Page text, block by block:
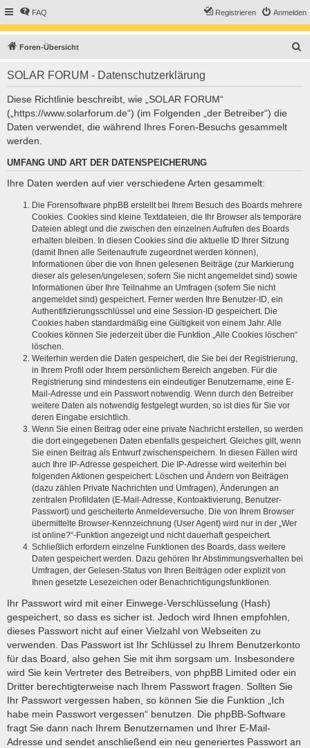
FAQ Anmelden
Registrieren
Foren-Übersicht
SOLAR FORUM - Datenschutzerklärung
Diese Richtlinie beschreibt, wie „SOLAR FORUM“
(„https://www.solarforum.de“) (im Folgenden „der Betreiber“) die
Daten verwendet, die während Ihres Foren-Besuchs gesammelt
werden.
UMFANG UND ART DER DATENSPEICHERUNG
Ihre Daten werden auf vier verschiedene Arten gesammelt:
Die Forensoftware phpBB erstellt bei Ihrem Besuch des Boards mehrere
Cookies. Cookies sind kleine Textdateien, die Ihr Browser als temporäre
Dateien ablegt und die zwischen den einzelnen Aufrufen des Boards
erhalten bleiben. In diesen Cookies sind die aktuelle ID Ihrer Sitzung
(damit Ihnen alle Seitenaufrufe zugeordnet werden können),
Informationen über die von Ihnen gelesenen Beiträge (zur Markierung
dieser als gelesen/ungelesen; sofern Sie nicht angemeldet sind) sowie
Informationen über Ihre Teilnahme an Umfragen (sofern Sie nicht
angemeldet sind) gespeichert. Ferner werden Ihre Benutzer-ID, ein
Authentifizierungsschlüssel und eine Session-ID gespeichert. Die
Cookies haben standardmäßig eine Gültigkeit von einem Jahr. Alle
Cookies können Sie jederzeit über die Funktion „Alle Cookies löschen“
löschen.
Weiterhin werden die Daten gespeichert, die Sie bei der Registrierung,
in Ihrem Profil oder Ihrem persönlichem Bereich angeben. Für die
Registrierung sind mindestens ein eindeutiger Benutzername, eine E-
Mail-Adresse und ein Passwort notwendig. Wenn durch den Betreiber
weitere Daten als notwendig festgelegt wurden, so ist dies für Sie vor
deren Eingabe ersichtlich.
Wenn Sie einen Beitrag oder eine private Nachricht erstellen, so werden
die dort eingegebenen Daten ebenfalls gespeichert. Gleiches gilt, wenn
Sie einen Beitrag als Entwurf zwischenspeichern. In diesen Fällen wird
auch Ihre IP-Adresse gespeichert. Die IP-Adresse wird weiterhin bei
folgenden Aktionen gespeichert: Löschen und Ändern von Beiträgen
(dazu zählen Private Nachrichten und Umfragen), Änderungen an
zentralen Profildaten (E-Mail-Adresse, Kontoaktivierung, Benutzer-
Passwort) und gescheiterte Anmeldeversuche. Die von Ihrem Browser
übermittelte Browser-Kennzeichnung (User Agent) wird nur in der „Wer
ist online?“-Funktion angezeigt und nicht dauerhaft gespeichert.
Schließlich erfordern einzelne Funktionen des Boards, dass weitere
Daten gespeichert werden. Dazu gehören Ihr Abstimmungsverhalten bei
Umfragen, der Gelesen-Status von Ihren Beiträgen oder explizit von
Ihnen gesetzte Lesezeichen oder Benachrichtigungsfunktionen.
Ihr Passwort wird mit einer Einwege-Verschlüsselung (Hash)
gespeichert, so dass es sicher ist. Jedoch wird Ihnen empfohlen,
dieses Passwort nicht auf einer Vielzahl von Webseiten zu
verwenden. Das Passwort ist Ihr Schlüssel zu Ihrem Benutzerkonto
für das Board, also gehen Sie mit ihm sorgsam um. Insbesondere
wird Sie kein Vertreter des Betreibers, von phpBB Limited oder ein
Dritter berechtigterweise nach Ihrem Passwort fragen. Sollten Sie
Ihr Passwort vergessen haben, so können Sie die Funktion „Ich
habe mein Passwort vergessen“ benutzen. Die phpBB-Software
fragt Sie dann nach Ihrem Benutzernamen und Ihrer E-Mail-
Adresse und sendet anschließend ein neu generiertes Passwort an